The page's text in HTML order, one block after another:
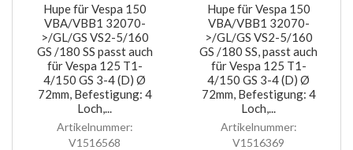
Hupe für Vespa 150
VBA/VBB1 32070-
>/GL/GS VS2-5/160
GS /180 SS passt auch
für Vespa 125 T1-
4/150 GS 3-4 (D) Ø
72mm, Befestigung: 4
Loch,...
Artikelnummer:
V1516568
Hupe für Vespa 150
VBA/VBB1 32070-
>/GL/GS VS2-5/160
GS /180 SS, passt auch
für Vespa 125 T1-
4/150 GS 3-4 (D) Ø
72mm, Befestigung: 4
Loch,...
Artikelnummer:
V1516369